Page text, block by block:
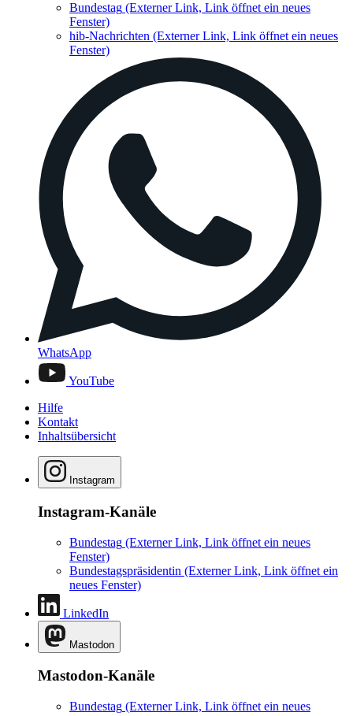
Bundestag (Externer Link, Link öffnet ein neues
Fenster)
hib-Nachrichten (Externer Link, Link öffnet ein neues
Fenster)
WhatsApp
YouTube
Hilfe
Kontakt
Inhaltsübersicht
Instagram
Instagram-Kanäle
Bundestag (Externer Link, Link öffnet ein neues
Fenster)
Bundestagspräsidentin (Externer Link, Link öffnet ein
neues Fenster)
LinkedIn
Mastodon
Mastodon-Kanäle
Bundestag (Externer Link, Link öffnet ein neues